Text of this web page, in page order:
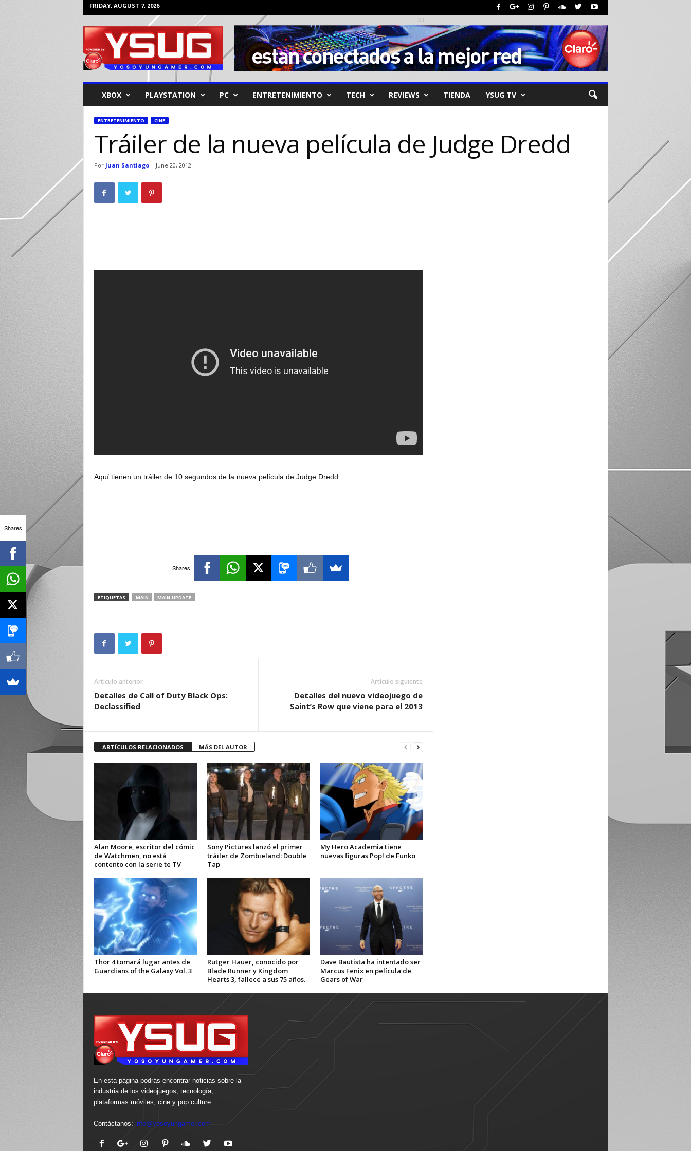
FRIDAY, AUGUST 7, 2026
o
o
y
Ad
XBOX PLAYSTATION PC ENTRETENIMIENTO TECH REVIEWS TIENDA YSUG TV
ENTRETENIMIENTO CINE
Tráiler de la nueva película de Judge Dredd
Por Juan Santiago- June 20, 2012
Aquí tienen un tráiler de 10 segundos de la nueva película de Judge Dredd.
Shares
ETIQUETAS MAIN MAIN.UPDATE
Artículo anterior
Detalles de Call of Duty Black Ops:
Declassified
Artículo siguiente
Detalles del nuevo videojuego de
Saint’s Row que viene para el 2013
ARTÍCULOS RELACIONADOS MÁS DEL AUTOR
Alan Moore, escritor del cómic
de Watchmen, no está
contento con la serie te TV
Sony Pictures lanzó el primer
tráiler de Zombieland: Double
Tap
My Hero Academia tiene
nuevas figuras Pop! de Funko
Thor 4 tomará lugar antes de
Guardians of the Galaxy Vol. 3
Rutger Hauer, conocido por
Blade Runner y Kingdom
Hearts 3, fallece a sus 75 años.
Dave Bautista ha intentado ser
Marcus Fenix en película de
Gears of War
En esta página podrás encontrar noticias sobre la
industria de los videojuegos, tecnología,
plataformas móviles, cine y pop culture.
Contáctanos: info@yosoyungamer.com
Shares